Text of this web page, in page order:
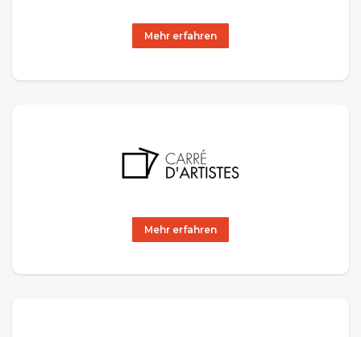
Mehr erfahren
Mehr erfahren